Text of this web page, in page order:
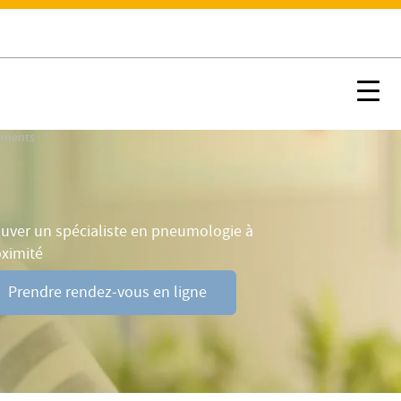
un spécialiste en pneumologie à
Prendre rendez-vous en ligne